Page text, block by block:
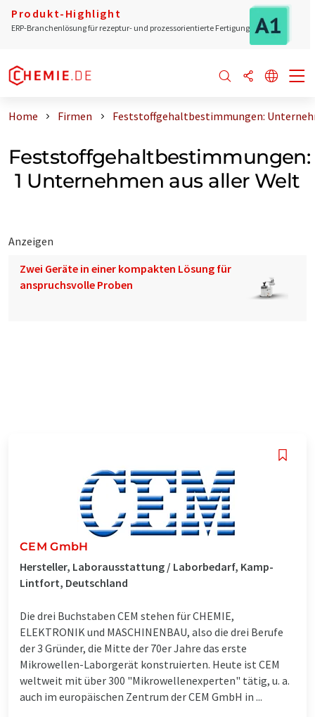
Produkt-Highlight
ERP-Branchenlösung für rezeptur- und prozessorientierte Fertigung
Home Firmen Feststoffgehaltbestimmungen:
Feststoffgehaltbestimmungen:
1 Unternehmen aus aller Welt
Anzeigen
Zwei Geräte in einer kompakten Lösung für
anspruchsvolle Proben
CEM GmbH
Hersteller, Laborausstattung / Laborbedarf, Kamp-
Lintfort, Deutschland
Die drei Buchstaben CEM stehen für CHEMIE,
ELEKTRONIK und MASCHINENBAU, also die drei Berufe
der 3 Gründer, die Mitte der 70er Jahre das erste
Mikrowellen-Laborgerät konstruierten. Heute ist CEM
weltweit mit über 300 "Mikrowellenexperten" tätig, u. a.
auch im europäischen Zentrum der CEM GmbH in ...